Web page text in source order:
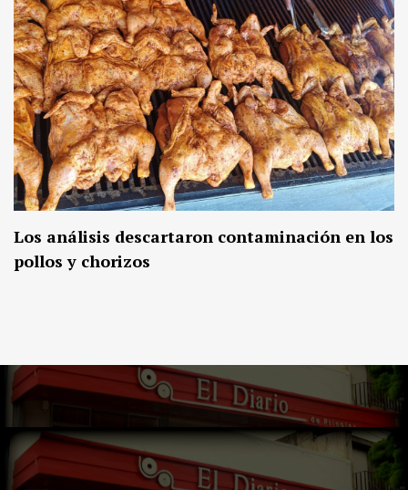
Los análisis descartaron contaminación en los
pollos y chorizos